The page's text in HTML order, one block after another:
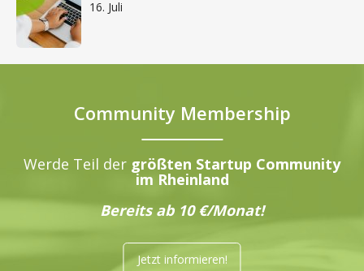
16. Juli
Community Membership
Werde Teil der größten Startup Community
im Rheinland
Bereits ab 10 €/Monat!
Jetzt informieren!